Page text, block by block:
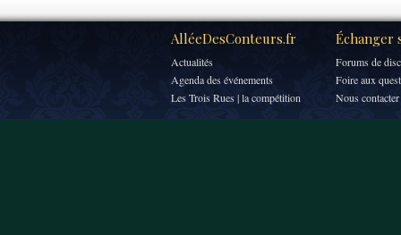
AlléeDesConteurs.fr Échanger
Actualités
Agenda des événements
Les Trois Rues | la compétition
Forums de
Foire aux
Nous contacter